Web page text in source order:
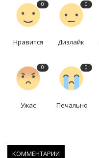
0
Нравится
0
Дизлайк
0
Ужас
0
Печально
КОММЕНТАРИИ